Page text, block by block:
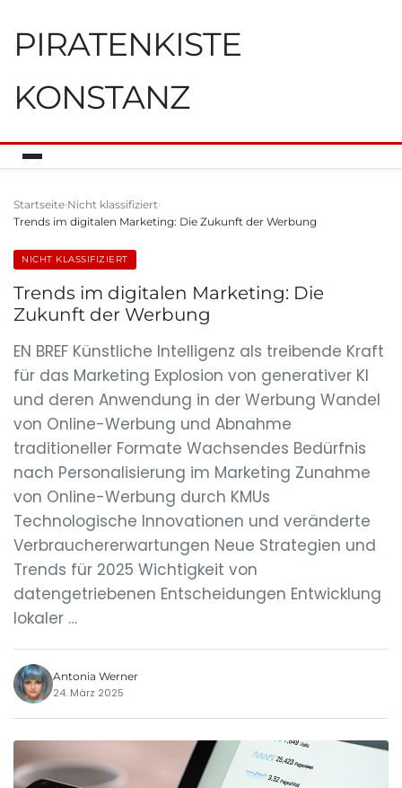
PIRATENKISTE
KONSTANZ
Startseite Nicht klassifiziert
Trends im digitalen Marketing: Die Zukunft der Werbung
NICHT KLASSIFIZIERT
Trends im digitalen Marketing: Die
Zukunft der Werbung
EN BREF Künstliche Intelligenz als treibende Kraft
für das Marketing Explosion von generativer KI
und deren Anwendung in der Werbung Wandel
von Online-Werbung und Abnahme
traditioneller Formate Wachsendes Bedürfnis
nach Personalisierung im Marketing Zunahme
von Online-Werbung durch KMUs
Technologische Innovationen und veränderte
Verbrauchererwartungen Neue Strategien und
Trends für 2025 Wichtigkeit von
datengetriebenen Entscheidungen Entwicklung
lokaler …
Antonia Werner
24. März 2025